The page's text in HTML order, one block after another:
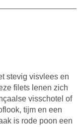
stevig visvlees en
filets lenen zich
visschotel of
tijm en een
is rode poon een